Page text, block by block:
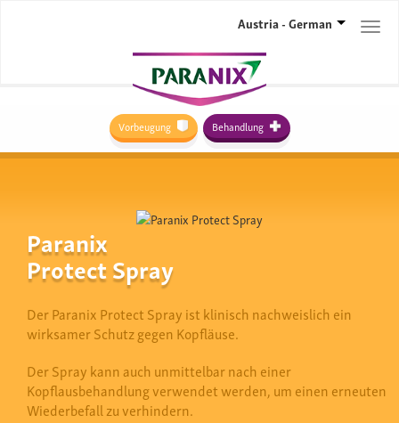
Austria - German
Vorbeugung Behandlung
Paranix
Protect Spray
Der Paranix Protect Spray ist klinisch nachweislich ein
wirksamer Schutz gegen Kopfläuse.
Der Spray kann auch unmittelbar nach einer
Kopflausbehandlung verwendet werden, um einen erneuten
Wiederbefall zu verhindern.